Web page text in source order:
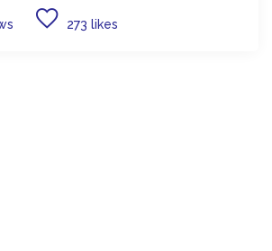
273 likes